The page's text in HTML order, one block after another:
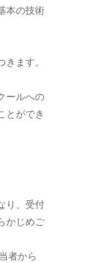
本の技術
ます。
ールへの
とができ
り、受付
かじめご
者から